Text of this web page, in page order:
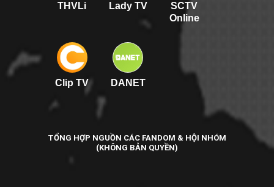
THVLi Lady TV
SCTV
Online
Clip TV DANET
TỔNG HỢP NGUỒN CÁC FANDOM & HỘI NHÓM
(KHÔNG BẢN QUYỀN)